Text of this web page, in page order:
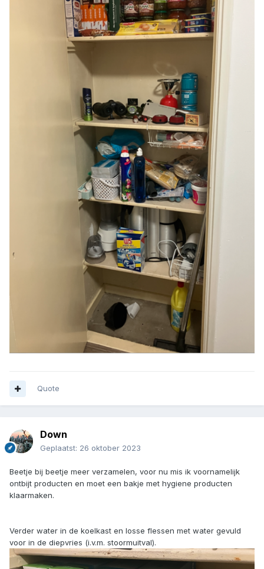
Quote
Down
Geplaatst: 26 oktober 2023
Beetje bij beetje meer verzamelen, voor nu mis ik voornamelijk
ontbijt producten en moet een bakje met hygiene producten
klaarmaken.
Verder water in de koelkast en losse flessen met water gevuld
voor in de diepvries (i.v.m. stoormuitval).